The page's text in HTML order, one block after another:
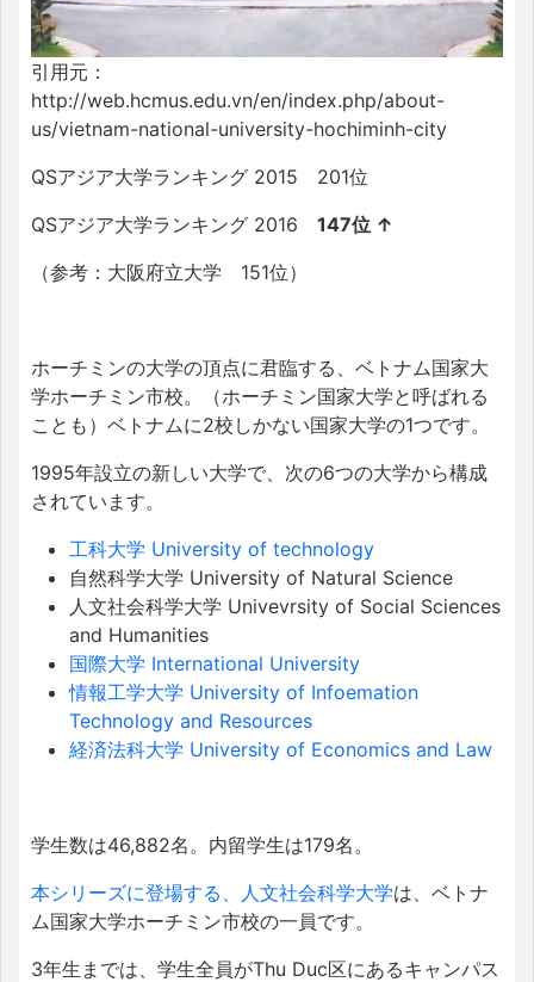
引用元：
http://web.hcmus.edu.vn/en/index.php/about-
us/vietnam-national-university-hochiminh-city
QSアジア大学ランキング 2015 201位
QSアジア大学ランキング 2016 147位 ↑
（参考：大阪府立大学 151位）
ホーチミンの大学の頂点に君臨する、ベトナム国家大
学ホーチミン市校。（ホーチミン国家大学と呼ばれる
ことも）ベトナムに2校しかない国家大学の1つです。
1995年設立の新しい大学で、次の6つの大学から構成
されています。
工科大学 University of technology
自然科学大学 University of Natural Science
人文社会科学大学 Univevrsity of Social Sciences
and Humanities
国際大学 International University
情報工学大学 University of Infoemation
Technology and Resources
経済法科大学 University of Economics and Law
学生数は46,882名。内留学生は179名。
本シリーズに登場する、人文社会科学大学は、ベトナ
ム国家大学ホーチミン市校の一員です。
3年生までは、学生全員がThu Duc区にあるキャンパス